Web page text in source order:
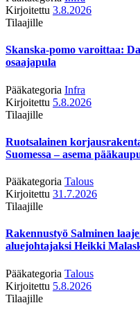
Kirjoitettu 3.8.2026
Tilaajille
Skanska-pomo varoittaa:
osaajapula
Pääkategoria Infra
Kirjoitettu 5.8.2026
Tilaajille
Ruotsalainen
Suomessa – asema
Pääkategoria Talous
Kirjoitettu 31.7.2026
Tilaajille
Rakennustyö Salminen
aluejohtajaksi Heikki
Pääkategoria Talous
Kirjoitettu 5.8.2026
Tilaajille